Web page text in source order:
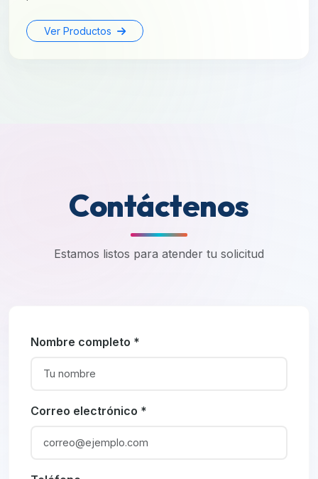
Ver Productos
Contáctenos
Estamos listos para atender tu solicitud
Nombre completo *
Correo electrónico *